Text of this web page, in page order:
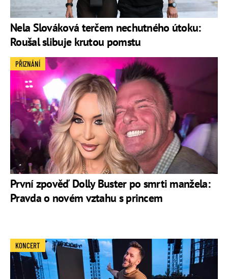
Nela Slováková terčem nechutného útoku:
Roušal slibuje krutou pomstu
První zpověď Dolly Buster po smrti manžela:
Pravda o novém vztahu s princem
PŘIZNÁNÍ
KONCERT